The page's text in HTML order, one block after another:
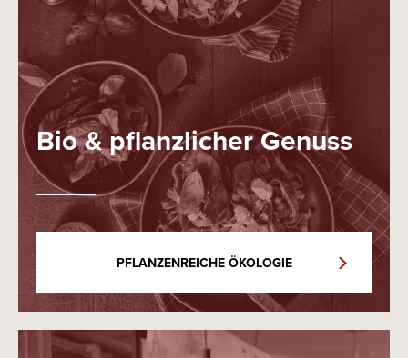
Bio & pflanzlicher Genuss
PFLANZENREICHE ÖKOLOGIE